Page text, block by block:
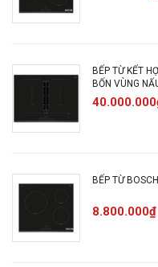
Độ dày tối thiểu
Tổng trọng
lượng
Chức năng an
BẾP TỪ KẾT
BỐN VÙNG
BẾP TỪ
8.800.000₫